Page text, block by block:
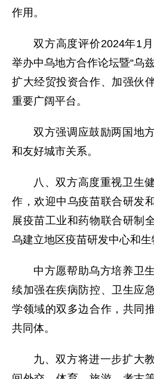
作用。
双方高度评价2024年1
举办中乌地方合作论坛暨“乌
扩大经贸投资合作、加强伙
重要广阔平台。
双方强调应鼓励两国地
和友好城市关系。
八、双方高度重视卫生
作，欢迎中乌疫苗联合研发
展疫苗工业和药物联合研制
乌建立地区疫苗研发中心和生
中方愿帮助乌方培养卫
续加强在疾病防控、卫生应
学领域的双多边合作，共同
共同体。
九、双方将进一步扩大